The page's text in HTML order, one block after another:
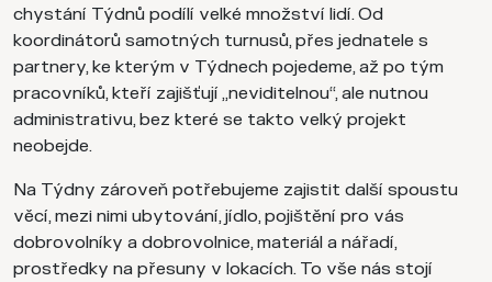
chystání Týdnů podílí velké množství lidí. Od
koordinátorů samotných turnusů, přes jednatele s
partnery, ke kterým v Týdnech pojedeme, až po tým
pracovníků, kteří zajišťují „neviditelnou“, ale nutnou
administrativu, bez které se takto velký projekt
neobejde.
Na Týdny zároveň potřebujeme zajistit další spoustu
věcí, mezi nimi ubytování, jídlo, pojištění pro vás
dobrovolníky a dobrovolnice, materiál a nářadí,
prostředky na přesuny v lokacích. To vše nás stojí